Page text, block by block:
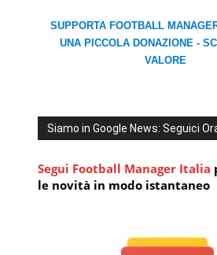
SUPPORTA FOOTBALL
UNA PICCOLA DONAZIONE -
VALORE
Siamo in Google News: Seguici
Segui Football Manager Italia
le novità in modo istantaneo